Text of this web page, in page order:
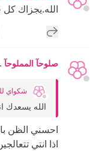
الله.يجزاك
إضافة رد جديد
صلوحآ المملوحآ
شكواي لله
الله يسعدك
احسني الظن
اذا انتي